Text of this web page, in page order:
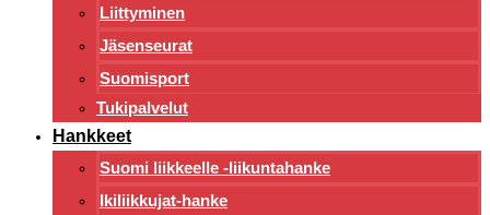
Liittyminen
Jäsenseurat
Suomisport
Tukipalvelut
Hankkeet
Suomi liikkeelle -liikuntahanke
Ikiliikkujat-hanke